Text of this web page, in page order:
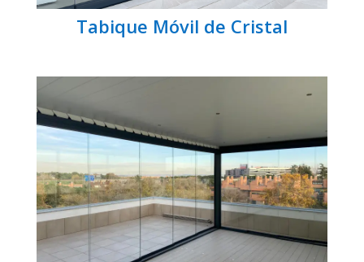
Tabique Móvil de Cristal